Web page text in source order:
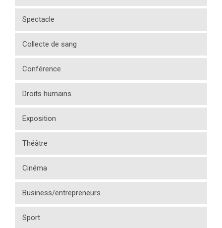
Spectacle
Collecte de sang
Conférence
Droits humains
Exposition
Théâtre
Cinéma
Business/entrepreneurs
Sport